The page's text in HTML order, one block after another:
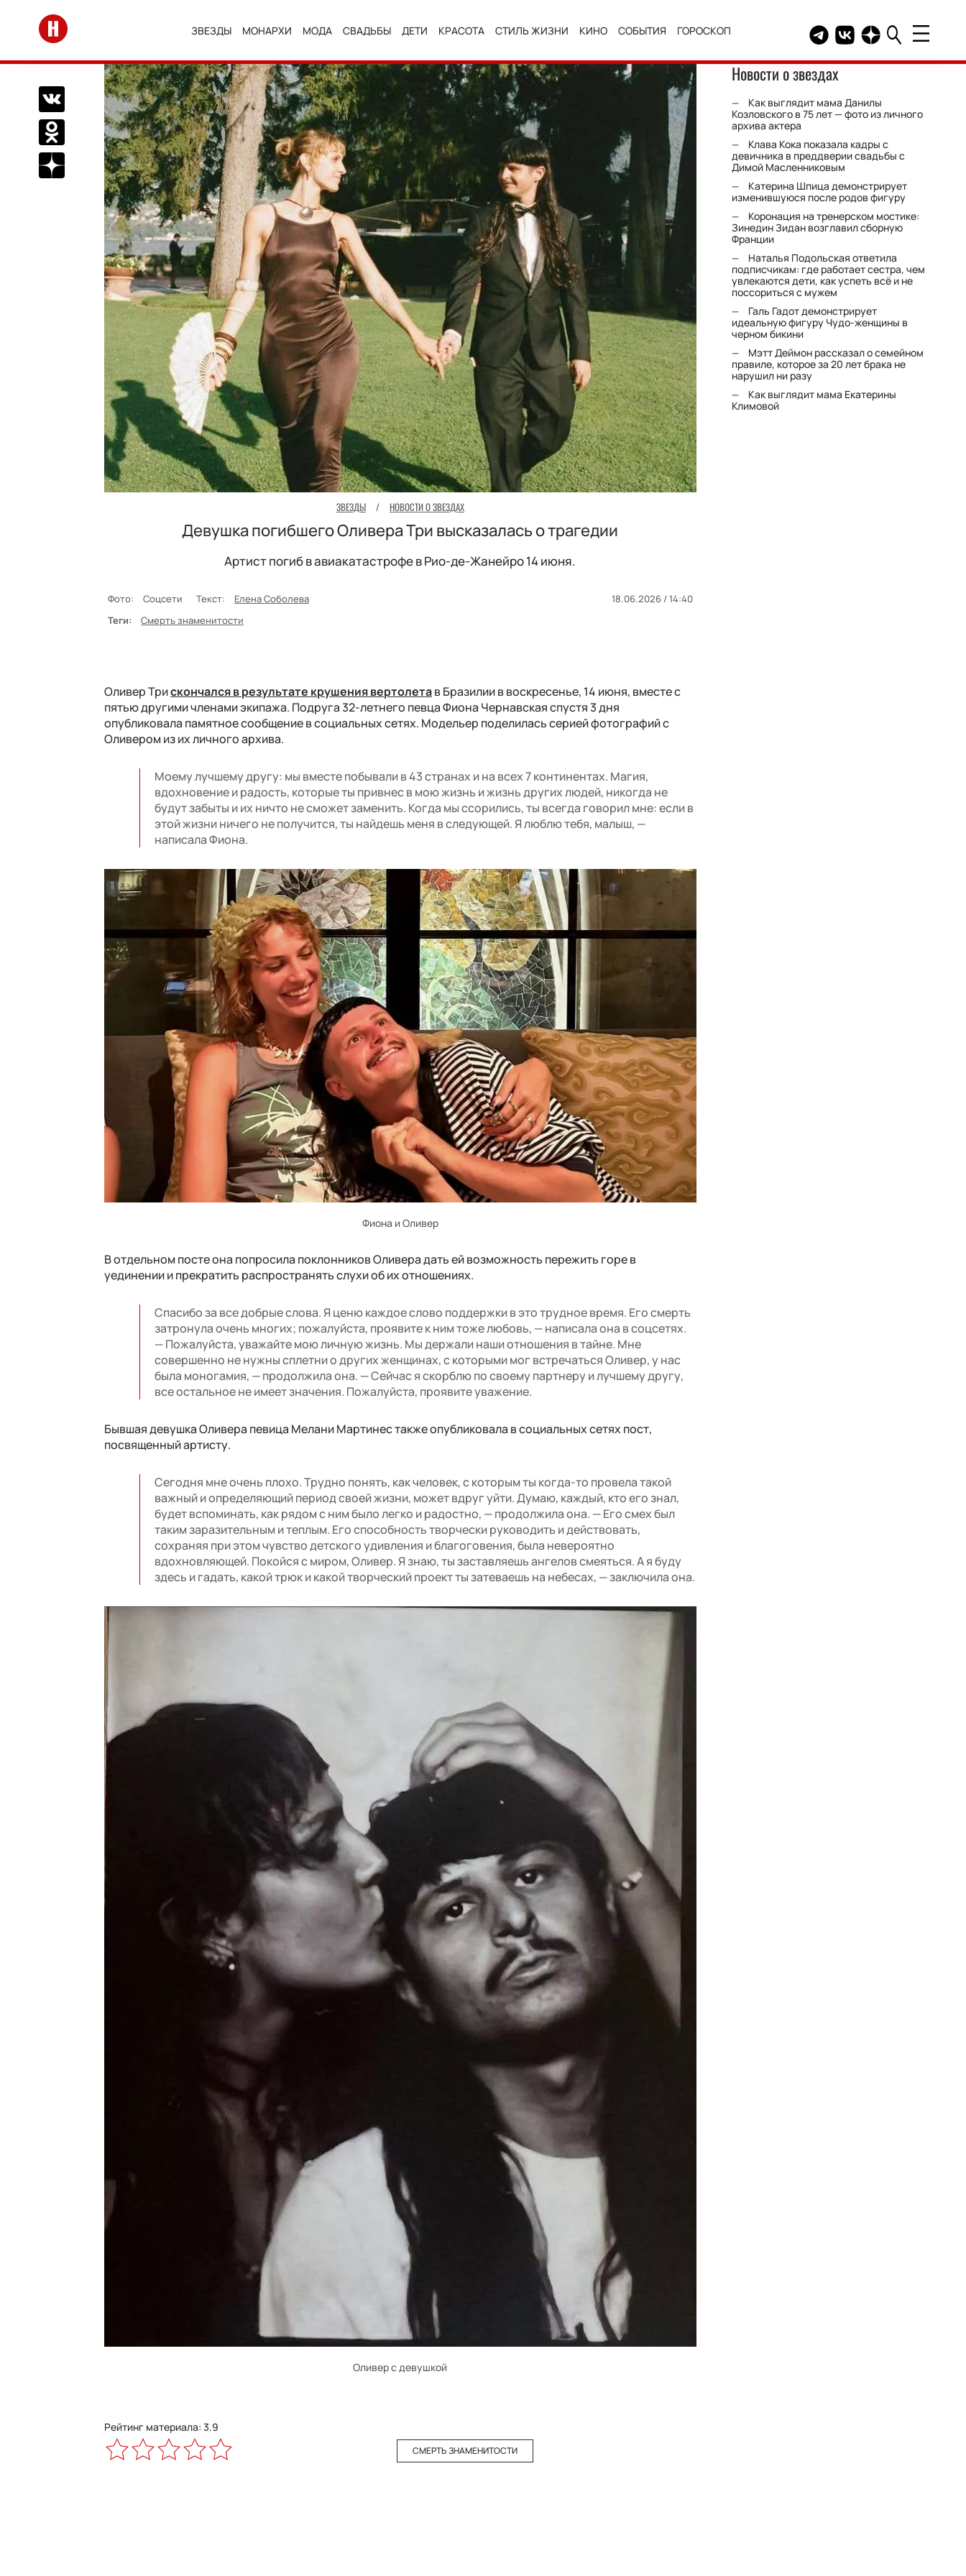
Перейти на главную
ЗВЕЗДЫ МОНАРХИ МОДА СВАДЬБЫ ДЕТИ КРАСОТА СТИЛЬ ЖИЗНИ КИНО СОБЫТИЯ ГОРОСКОП Telegram канал HELLO
Группа HELLO
Канал HELLO в
Поделиться Вконтакте
Поделиться в Одноклассниках
Подписаться на нас в Дзен
ЗВЕЗДЫ / НОВОСТИ О ЗВЕЗДАХ
Девушка погибшего Оливера Три высказалась о трагедии
Артист погиб в авиакатастрофе в Рио-де-Жанейро 14 июня.
Фото: Соцсети Текст: Елена Соболева
18.06.2026 / 14:40
Теги:
Смерть знаменитости
Оливер Трискончался в результате крушения вертолетав Бразилии в воскресенье, 14 июня, вместе с
пятью другими членами экипажа. Подруга 32-летнего певца Фиона Чернавская спустя 3 дня
опубликовала памятное сообщение в социальных сетях. Модельер поделилась серией фотографий с
Оливером из их личного архива.
Моему лучшему другу: мы вместе побывали в 43 странах и на всех 7 континентах. Магия,
вдохновение и радость, которые ты привнес в мою жизнь и жизнь других людей, никогда не
будут забыты и их ничто не сможет заменить. Когда мы ссорились, ты всегда говорил мне: если в
этой жизни ничего не получится, ты найдешь меня в следующей. Я люблю тебя, малыш, —
написала Фиона.
Фиона и Оливер
В отдельном посте она попросила поклонников Оливера дать ей возможность пережить горе в
уединении и прекратить распространять слухи об их отношениях.
Спасибо за все добрые слова. Я ценю каждое слово поддержки в это трудное время. Его смерть
затронула очень многих; пожалуйста, проявите к ним тоже любовь, — написала она в соцсетях.
— Пожалуйста, уважайте мою личную жизнь. Мы держали наши отношения в тайне. Мне
совершенно не нужны сплетни о других женщинах, с которыми мог встречаться Оливер, у нас
была моногамия, — продолжила она. — Сейчас я скорблю по своему партнеру и лучшему другу,
все остальное не имеет значения. Пожалуйста, проявите уважение.
Бывшая девушка Оливера певица Мелани Мартинес также опубликовала в социальных сетях пост,
посвященный артисту.
Сегодня мне очень плохо. Трудно понять, как человек, с которым ты когда-то провела такой
важный и определяющий период своей жизни, может вдруг уйти. Думаю, каждый, кто его знал,
будет вспоминать, как рядом с ним было легко и радостно, — продолжила она. — Его смех был
таким заразительным и теплым. Его способность творчески руководить и действовать,
сохраняя при этом чувство детского удивления и благоговения, была невероятно
вдохновляющей. Покойся с миром, Оливер. Я знаю, ты заставляешь ангелов смеяться. А я буду
здесь и гадать, какой трюк и какой творческий проект ты затеваешь на небесах, — заключила она.
Оливер с девушкой
Рейтинг материала: 3.9
СМЕРТЬ ЗНАМЕНИТОСТИ
Новости о звездах
Как выглядит мама Данилы
Козловского в 75 лет — фото из личного
архива актера
Клава Кока показала кадры с
девичника в преддверии свадьбы с
Димой Масленниковым
Катерина Шпица демонстрирует
изменившуюся после родов фигуру
Коронация на тренерском мостике:
Зинедин Зидан возглавил сборную
Франции
Наталья Подольская ответила
подписчикам: где работает сестра, чем
увлекаются дети, как успеть всё и не
поссориться с мужем
Галь Гадот демонстрирует
идеальную фигуру Чудо-женщины в
черном бикини
Мэтт Деймон рассказал о семейном
правиле, которое за 20 лет брака не
нарушил ни разу
Как выглядит мама Екатерины
Климовой